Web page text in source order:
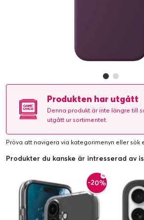
Produkten har utgått
Denna produkt är inte längre till
utgått ur sortimentet.
Pröva att navigera via kategorimenyn eller sök
Produkter du kanske är intresserad av
-20%